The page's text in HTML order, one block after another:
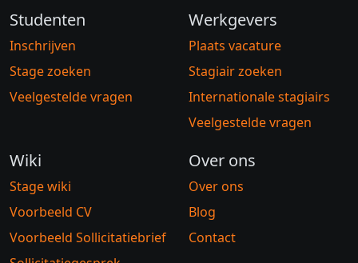
Studenten
Inschrijven
Stage zoeken
Veelgestelde vragen
Werkgevers
Plaats vacature
Stagiair zoeken
Internationale stagiairs
Veelgestelde vragen
Wiki
Stage wiki
Voorbeeld CV
Voorbeeld Sollicitatiebrief
Over ons
Over ons
Blog
Contact